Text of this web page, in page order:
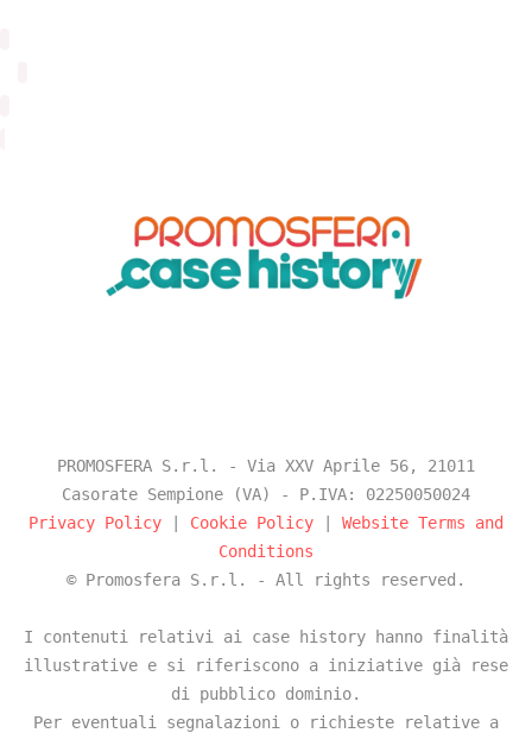
PROMOSFERA S.r.l. - Via XXV Aprile 56, 21011
Casorate Sempione (VA) - P.IVA: 02250050024
Privacy Policy
Cookie Policy
Website Terms and
Conditions
© Promosfera S.r.l. - All rights reserved.
I contenuti relativi ai case history hanno finalità
illustrative e si riferiscono a iniziative già rese
di pubblico dominio.
Per eventuali segnalazioni o richieste relative a